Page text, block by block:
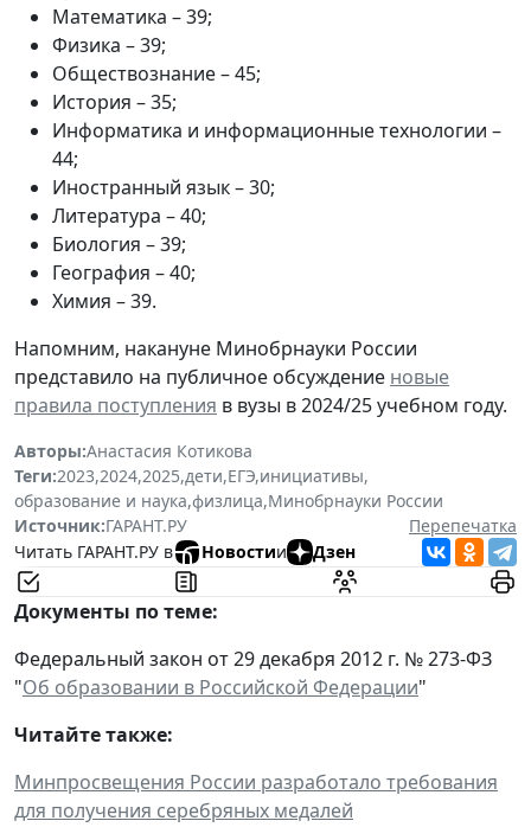
Математика – 39;
Физика – 39;
Обществознание – 45;
История – 35;
Информатика и информационные технологии –
44;
Иностранный язык – 30;
Литература – 40;
Биология – 39;
География – 40;
Химия – 39.
Напомним, накануне Минобрнауки России
представило на публичное обсуждение новые
правила поступления в вузы в 2024/25 учебном году.
Авторы:Анастасия Котикова
Теги:2023,2024,2025,дети,ЕГЭ,инициативы,
образование и наука,физлица,Минобрнауки России
Источник:ГАРАНТ.РУ
Перепечатка
Читать ГАРАНТ.РУ в
Новостии Дзен
Документы по теме:
Федеральный закон от 29 декабря 2012 г. № 273-ФЗ
"Об образовании в Российской Федерации"
Читайте также:
Минпросвещения России разработало требования
для получения серебряных медалей